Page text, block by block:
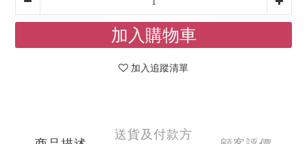
加入購物車
加入追蹤清單
送貨及付款方